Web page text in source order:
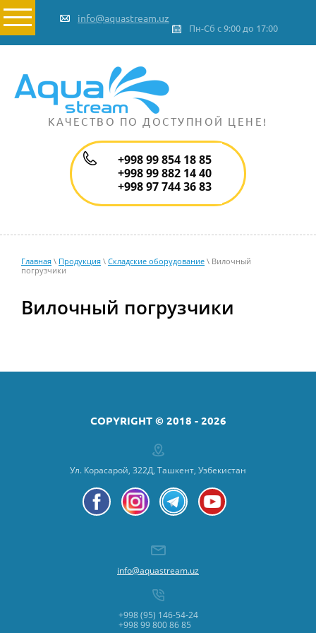
info@aquastream.uz
Пн-Сб с 9:00 до 17:00
КАЧЕСТВО ПО ДОСТУПНОЙ ЦЕНЕ!
+998 99 854 18 85
+998 99 882 14 40
+998 97 744 36 83
Главная \ Продукция \ Складские оборудование \ Вилочный
погрузчики
Вилочный погрузчики
COPYRIGHT © 2018 - 2026
Ул. Корасарой, 322Д, Ташкент, Узбекистан
info@aquastream.uz
+998 (95) 146-54-24
+998 99 800 86 85